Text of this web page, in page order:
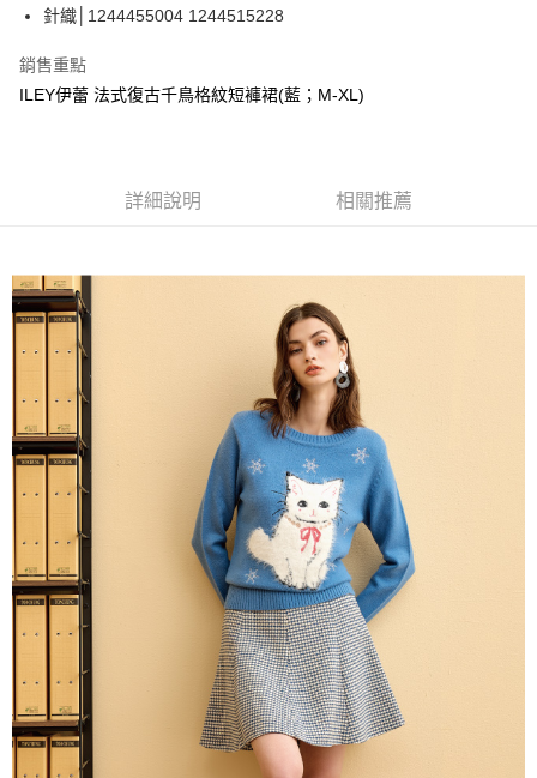
1.本服務由台灣大哥大提供，台灣大哥大用戶可立即使用無須另外申請。
2.付款方式選擇「大哥付你分期」，訂單成立後會自動跳轉到大哥付的交易
成交易。
3.實際核准額度、可分期數及費用金額請依後續交易確認頁面所載為準。
1.分期款項不併入電信帳單，「大哥付你分期」於每月結算日後寄送繳費提
【注意事項】
1.本服務係由「台灣大哥大股份有限公司」（以下簡稱本公司）所提供，讓
用戶於交易時，得透過本服務購買商品或服務，並由商店將買賣／分期付款
買賣價金債權讓與本公司後，依約使用本公司帳單繳交帳款。
2.基於同意付款使用「大哥付你分期」之契約關係目的，商店將以您的個人
資料（包含姓名、電話或地址）提供予台灣大哥大進項蒐集、處理及利用，
由本公司與您本人進行分期帳單所需資料之確認、核對及更正。
3.完整用戶服務條款，請詳閱以下連結：
https://oppay.tw/userRule
【關於「AFTEE先享後付」】
便利好安心！
【「AFTEE先享後付」結帳流程】
２．訂單成立數日內，您將收到繳費通知簡訊。
３．收到繳費通知簡訊後14天內，點擊此簡訊中的連結，可透過四大超商／
ATM／網路銀行／等多元方式進行付款，方視為交易完成。
※ 請注意：結帳手續完成當下不需立刻繳費，但若您需要取消訂單，請聯絡
購買商品的店家。未經商家同意取消之訂單仍視為有效，需透過AFTEE先享
後付繳納相關費用。
※ 交易是否成功請以「AFTEE先享後付 」之結帳頁面顯示為準，若有關於
是否繳費成功／繳費後需取消欲退款等相關疑問，請聯繫「AFTEE先享後付
客戶支援中心」
https://netprotections.freshdesk.com/support/home
【注意事項】
１．透過由恩沛科技股份有限公司提供之「AFTEE先享後付」服務完成之交
易，需依本服務之必要範圍內提供個人資料，並將交易相關給付款項請求債
權轉讓予恩沛科技股份有限公司。
２．關於個人資料處理事宜，請瀏覽以下網址：
https://aftee.tw/terms/#terms3
３．未成年的使用者請事先徵得法定代理人或監護人之同意方可使用
「AFTEE先享後付」，若未經同意申辦者引起之損失，本公司不負相關責
４．使用「AFTEE先享後付」時，將依據個別帳號之用戶狀況，依本公司即
時審查核予不同之上限額度；若仍有額度不足之情形，本公司將視審查結果
請求用戶進行身份認證。
５．嚴禁一人註冊多個帳號或使用他人資訊註冊。若發現惡意使用之情形，
恩沛科技股份有限公司將有權停止該用戶之使用額度並採取法律行動。
運送方式
付款後全家取貨
萊爾富取貨付款
每筆NT$120，滿NT$2,500(含以上)免運費
付款後萊爾富取貨
每筆NT$120，滿NT$2,500(含以上)免運費
7-11取貨付款
每筆NT$120，滿NT$2,500(含以上)免運費
每筆NT$120，滿NT$2,500(含以上)免運費
宅配
每筆NT$120，滿NT$2,500(含以上)免運費
宅配離島
每筆NT$120，滿NT$2,500(含以上)免運費
付款後門市自取
針織│1244455004 1244515228
銷售重點
ILEY伊蕾 法式復古千鳥格紋短褲裙(藍；M-XL)
詳細說明 相關推薦